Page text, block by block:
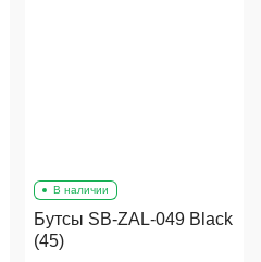
В наличии
Бутсы SB-ZAL-049 Black
(45)